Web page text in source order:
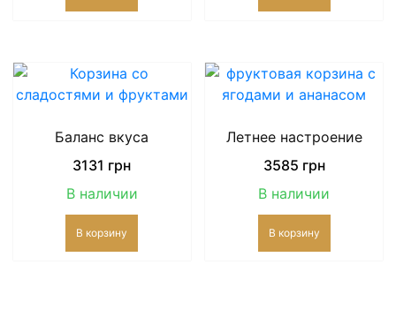
Баланс вкуса
3131 грн
В наличии
В корзину
Летнее настроение
3585 грн
В наличии
В корзину